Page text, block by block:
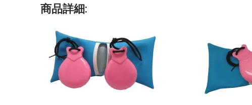
商品詳細: